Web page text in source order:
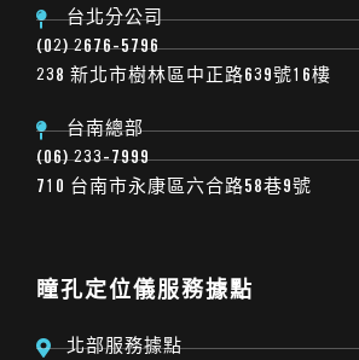
台北分公司
(02) 2676-5796
238 新北市樹林區中正路639號16樓
台南總部
(06) 233-7999
710 台南市永康區六合路58巷9號
瞳孔定位儀服務據點
北部服務據點